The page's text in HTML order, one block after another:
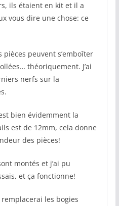
ils étaient en kit et il a
vous dire une chose: ce
peuvent s’emboîter
théoriquement. J’ai
nerfs sur la
bien évidemment la
est de 12mm, cela donne
des pièces!
montés et j’ai pu
et ça fonctionne!
les bogies